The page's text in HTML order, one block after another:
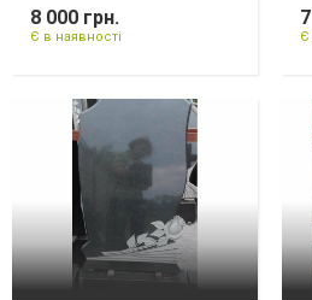
8 000 грн.
Є в наявності Є